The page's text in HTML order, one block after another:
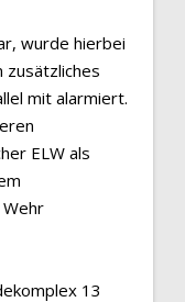
wurde hierbei
zusätzliches
mit alarmiert.
ELW als
13